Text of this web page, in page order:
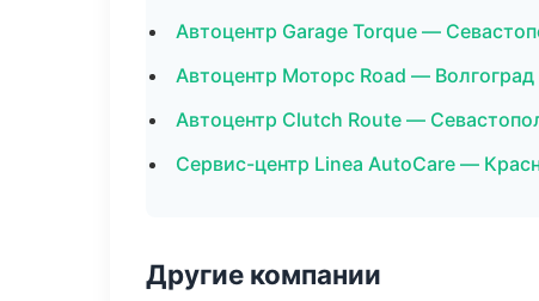
Автоцентр Garage Torque —
Автоцентр Моторс Road — Волгоград
Автоцентр Clutch Route —
Сервис-центр Linea AutoCare —
Другие компании